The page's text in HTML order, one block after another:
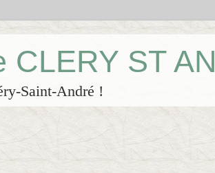
CLERY ST
Saint-André !